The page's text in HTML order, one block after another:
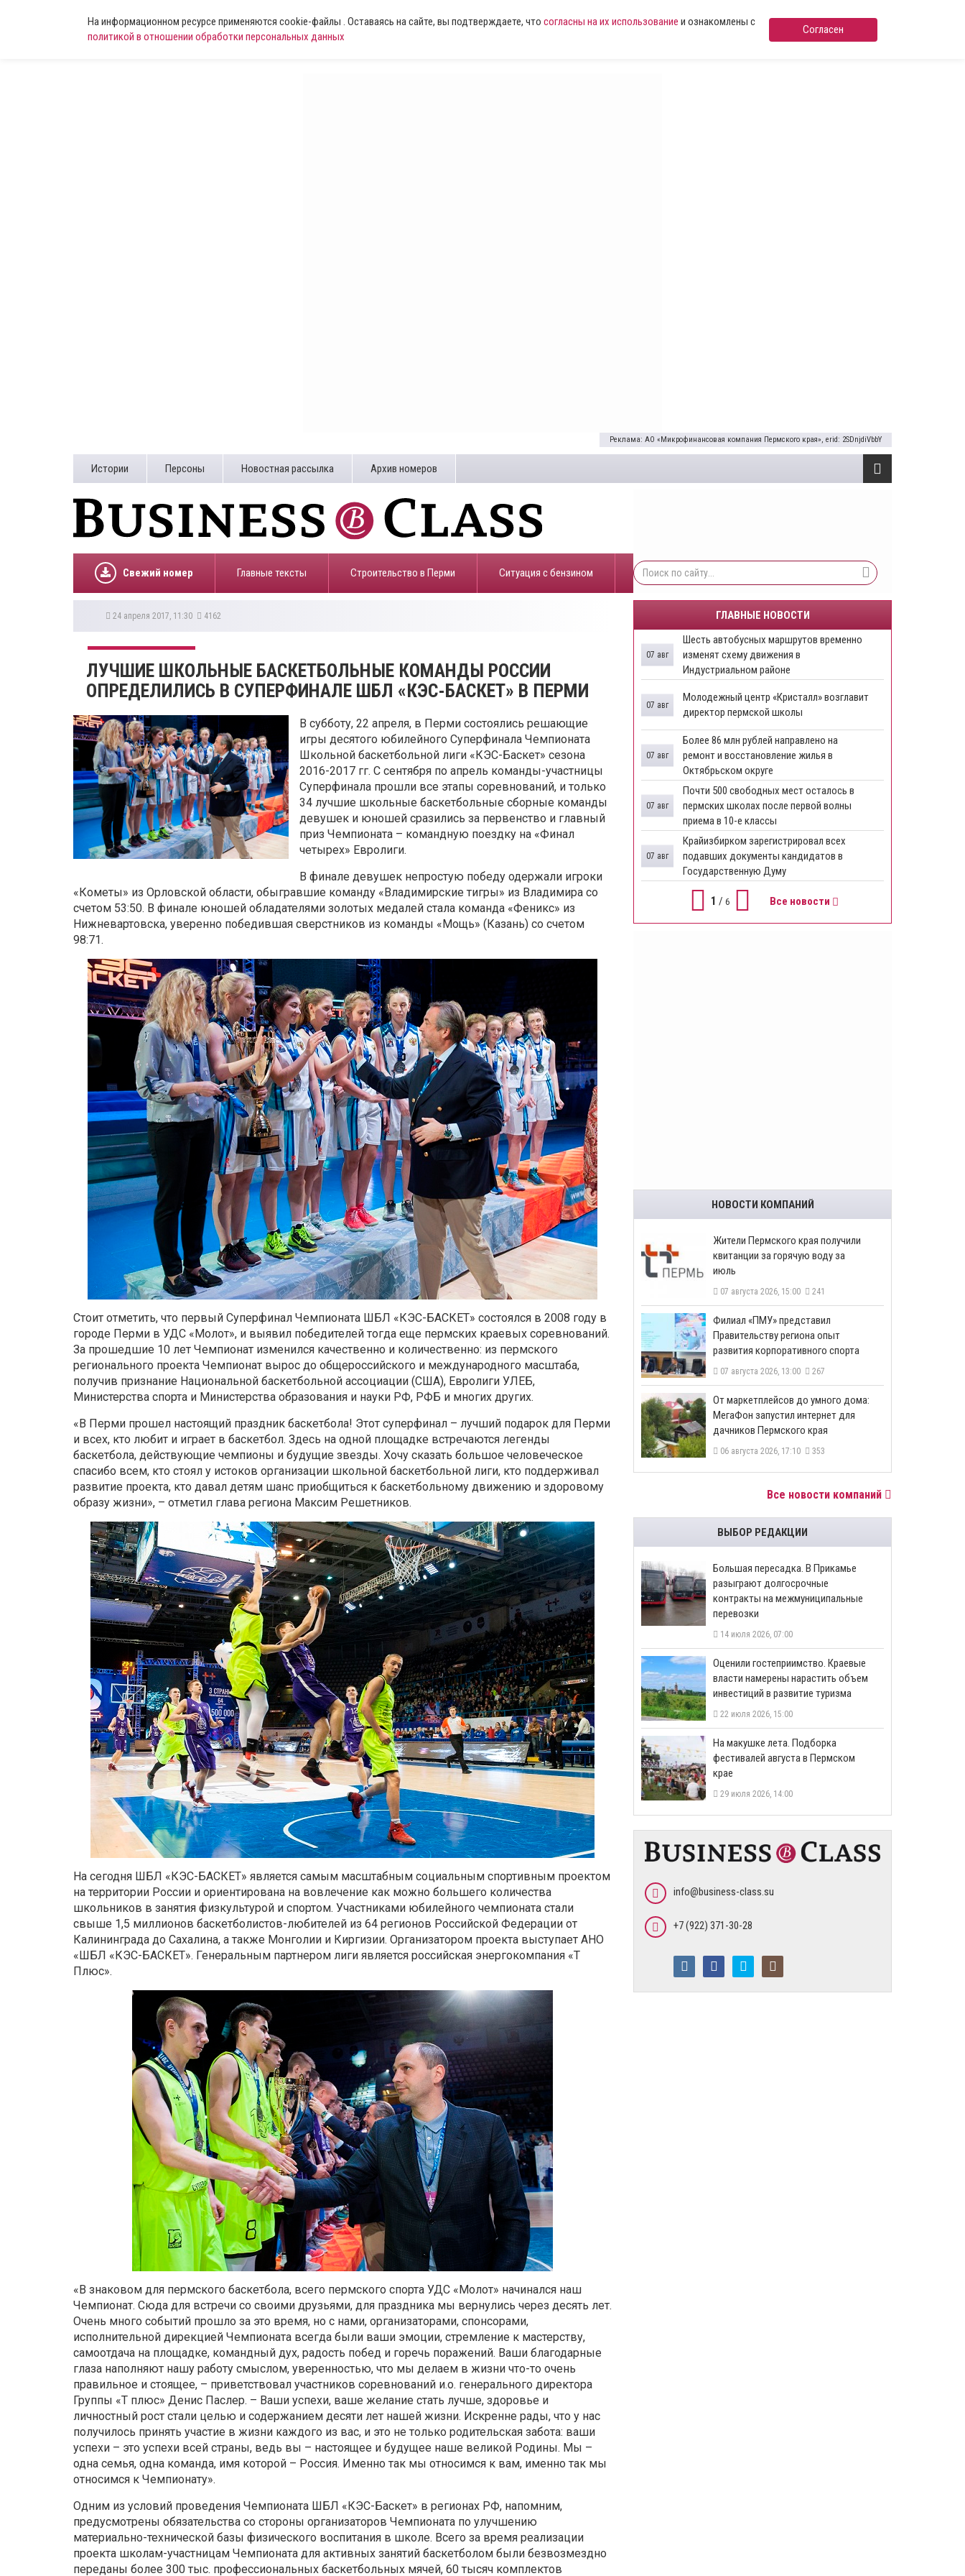
На информационном ресурсе применяются cookie-файлы . Оставаясь на сайте, вы подтверждаете, что согласны на их использование и ознакомлены с
политикой в отношении обработки персональных данных
Согласен
Реклама: АО «Микрофинансовая компания Пермского края», erid: 2SDnjdiVbbY
Истории Персоны Новостная рассылка Архив номеров
Свежий номер Главные тексты Строительство в Перми ​Ситуация с бензином
24 апреля 2017, 11:30 4162
ЛУЧШИЕ ШКОЛЬНЫЕ БАСКЕТБОЛЬНЫЕ КОМАНДЫ РОССИИ
ОПРЕДЕЛИЛИСЬ В СУПЕРФИНАЛЕ ШБЛ «КЭС-БАСКЕТ» В ПЕРМИ
В субботу, 22 апреля, в Перми состоялись решающие
игры десятого юбилейного Суперфинала Чемпионата
Школьной баскетбольной лиги «КЭС-Баскет» сезона
2016-2017 гг. С сентября по апрель команды-участницы
Суперфинала прошли все этапы соревнований, и только
34 лучшие школьные баскетбольные сборные команды
девушек и юношей сразились за первенство и главный
приз Чемпионата – командную поездку на «Финал
четырех» Евролиги.
В финале девушек непростую победу одержали игроки
«Кометы» из Орловской области, обыгравшие команду «Владимирские тигры» из Владимира со
счетом 53:50. В финале юношей обладателями золотых медалей стала команда «Феникс» из
Нижневартовска, уверенно победившая сверстников из команды «Мощь» (Казань) со счетом
98:71.
Стоит отметить, что первый Суперфинал Чемпионата ШБЛ «КЭС-БАСКЕТ» состоялся в 2008 году в
городе Перми в УДС «Молот», и выявил победителей тогда еще пермских краевых соревнований.
За прошедшие 10 лет Чемпионат изменился качественно и количественно: из пермского
регионального проекта Чемпионат вырос до общероссийского и международного масштаба,
получив признание Национальной баскетбольной ассоциации (США), Евролиги УЛЕБ,
Министерства спорта и Министерства образования и науки РФ, РФБ и многих других.
«В Перми прошел настоящий праздник баскетбола! Этот суперфинал – лучший подарок для Перми
и всех, кто любит и играет в баскетбол. Здесь на одной площадке встречаются легенды
баскетбола, действующие чемпионы и будущие звезды. Хочу сказать большое человеческое
спасибо всем, кто стоял у истоков организации школьной баскетбольной лиги, кто поддерживал
развитие проекта, кто давал детям шанс приобщиться к баскетбольному движению и здоровому
образу жизни», – отметил глава региона Максим Решетников.
На сегодня ШБЛ «КЭС-БАСКЕТ» является самым масштабным социальным спортивным проектом
на территории России и ориентирована на вовлечение как можно большего количества
школьников в занятия физкультурой и спортом. Участниками юбилейного чемпионата стали
свыше 1,5 миллионов баскетболистов-любителей из 64 регионов Российской Федерации от
Калининграда до Сахалина, а также Монголии и Киргизии. Организатором проекта выступает АНО
«ШБЛ «КЭС-БАСКЕТ». Генеральным партнером лиги является российская энергокомпания «Т
Плюс».
«В знаковом для пермского баскетбола, всего пермского спорта УДС «Молот» начинался наш
Чемпионат. Сюда для встречи со своими друзьями, для праздника мы вернулись через десять лет.
Очень много событий прошло за это время, но с нами, организаторами, спонсорами,
исполнительной дирекцией Чемпионата всегда были ваши эмоции, стремление к мастерству,
самоотдача на площадке, командный дух, радость побед и горечь поражений. Ваши благодарные
глаза наполняют нашу работу смыслом, уверенностью, что мы делаем в жизни что-то очень
правильное и стоящее, – приветствовал участников соревнований и.о. генерального директора
Группы «Т плюс» Денис Паслер. – Ваши успехи, ваше желание стать лучше, здоровье и
личностный рост стали целью и содержанием десяти лет нашей жизни. Искренне рады, что у нас
получилось принять участие в жизни каждого из вас, и это не только родительская забота: ваши
успехи – это успехи всей страны, ведь вы – настоящее и будущее наше великой Родины. Мы –
одна семья, одна команда, имя которой – Россия. Именно так мы относимся к вам, именно так мы
относимся к Чемпионату».
Одним из условий проведения Чемпионата ШБЛ «КЭС-Баскет» в регионах РФ, напомним,
предусмотрены обязательства со стороны организаторов Чемпионата по улучшению
материально-технической базы физического воспитания в школе. Всего за время реализации
проекта школам-участницам Чемпионата для активных занятий баскетболом были безвозмездно
переданы более 300 тыс. профессиональных баскетбольных мячей, 60 тысяч комплектов
ГЛАВНЫЕ НОВОСТИ
Шесть автобусных маршрутов временно
изменят схему движения в
Индустриальном районе
07 авг
Молодежный центр «Кристалл» возглавит
директор пермской школы
07 авг
Более 86 млн рублей направлено на
ремонт и восстановление жилья в
Октябрьском округе
07 авг
Почти 500 свободных мест осталось в
пермских школах после первой волны
приема в 10-е классы
07 авг
Крайизбирком зарегистрировал всех
подавших документы кандидатов в
Государственную Думу
07 авг
1 / 6 Все новости
НОВОСТИ КОМПАНИЙ
​Жители Пермского края получили
квитанции за горячую воду за
июль
07 августа 2026, 15:00 241
​Филиал «ПМУ» представил
Правительству региона опыт
развития корпоративного спорта
07 августа 2026, 13:00 267
От маркетплейсов до умного дома:
МегаФон запустил интернет для
дачников Пермского края
06 августа 2026, 17:10 353
Все новости компаний
ВЫБОР РЕДАКЦИИ
Большая пересадка. В Прикамье
разыграют долгосрочные
контракты на межмуниципальные
перевозки
14 июля 2026, 07:00
Оценили гостеприимство. Краевые
власти намерены нарастить объем
инвестиций в развитие туризма
22 июля 2026, 15:00
На макушке лета. Подборка
фестивалей августа в Пермском
крае
29 июля 2026, 14:00
info@business-class.su
+7 (922) 371-30-28